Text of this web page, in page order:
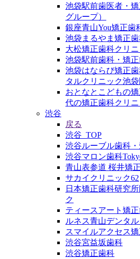
池袋駅前歯医者・
グループ）
銀座青山You矯正歯
池袋まるやま矯正
大松矯正歯科クリニ
池袋駅前歯科・矯
池袋はならび矯正
タルクリニック池袋
おとなとこどもの
代の矯正歯科クリニ
渋谷
戻る
渋谷_TOP
渋谷ルーブル歯科
渋谷マロン歯科
青山表参道 桜井矯
サカイクリニック62
日本矯正歯科研究
ク
ティースアート矯
ルネス青山デンタ
スマイルアクセス
渋谷宮益坂歯科
渋谷矯正歯科